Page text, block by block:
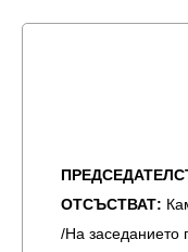
ОТСЪСТВАТ:
/На заседанието